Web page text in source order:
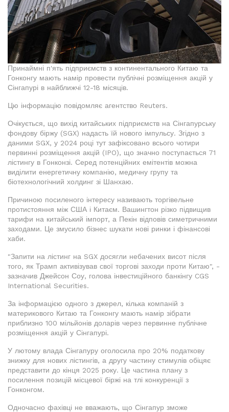
Принаймні п'ять підприємств з континентального Китаю та
Гонконгу мають намір провести публічні розміщення акцій у
Сінгапурі в найближчі 12-18 місяців.
Цю інформацію повідомляє агентство Reuters.
Очікується, що вихід китайських підприємств на Сінгапурську
фондову біржу (SGX) надасть їй нового імпульсу. Згідно з
даними SGX, у 2024 році тут зафіксовано всього чотири
первинні розміщення акцій (IPO), що значно поступається 71
лістингу в Гонконзі. Серед потенційних емітентів можна
виділити енергетичну компанію, медичну групу та
біотехнологічний холдинг зі Шанхаю.
Причиною посиленого інтересу називають торгівельне
протистояння між США і Китаєм. Вашингтон різко підвищив
тарифи на китайський імпорт, а Пекін відповів симетричними
заходами. Це змусило бізнес шукати нові ринки і фінансові
хаби.
"Запити на лістинг на SGX досягли небачених висот після
того, як Трамп активізував свої торгові заходи проти Китаю", -
зазначив Джейсон Соу, голова інвестиційного банкінгу CGS
International Securities.
За інформацією одного з джерел, кілька компаній з
материкового Китаю та Гонконгу мають намір зібрати
приблизно 100 мільйонів доларів через первинне публічне
розміщення акцій у Сінгапурі.
У лютому влада Сінгапуру оголосила про 20% податкову
знижку для нових лістингів, а другу частину стимулів обіцяє
представити до кінця 2025 року. Це частина плану з
посилення позицій місцевої біржі на тлі конкуренції з
Гонконгом.
Одночасно фахівці не вважають, що Сінгапур зможе